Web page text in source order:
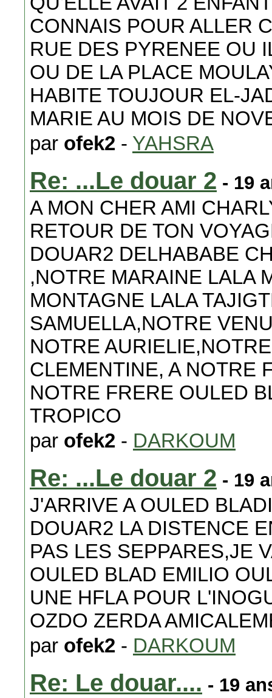
CONNAIS POUR ALLER
RUE DES PYRENEE OU
OU DE LA PLACE
HABITE TOUJOUR EL-
MARIE AU MOIS DE
par ofek2 - YAHSRA
Re: ...Le douar 2 - 19
A MON CHER AMI
RETOUR DE TON
DOUAR2 DELHABABE
,NOTRE MARAINE LALA
MONTAGNE LALA
SAMUELLA,NOTRE
NOTRE
CLEMENTINE, A NOTRE
NOTRE FRERE OULED
TROPICO
par ofek2 - DARKOUM
Re: ...Le douar 2 - 19
J'ARRIVE A OULED
DOUAR2 LA DISTENCE
PAS LES SEPPARES,JE
OULED BLAD EMILIO
UNE HFLA POUR
OZDO ZERDA
par ofek2 - DARKOUM
Re: Le douar.... - 19